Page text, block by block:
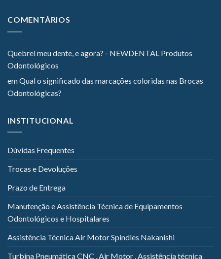
COMENTÁRIOS
Quebrei meu dente, e agora? - NEWDENTAL Produtos
Odontológicos
emQual o significado das marcações coloridas nas Brocas
Odontológicas?
INSTITUCIONAL
Dúvidas Frequentes
Trocas e Devoluções
Prazo de Entrega
Manutenção e Assistência Técnica de Equipamentos
Odontológicos e Hospitalares
Assistência Técnica Air Motor Spindles Nakanishi
Turbina Pneumática CNC , Air Motor , Assistência técnica